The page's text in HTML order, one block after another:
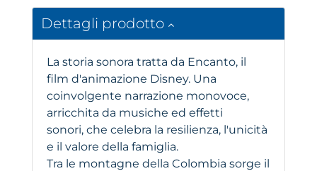
Dettagli prodotto
La storia sonora tratta da Encanto, il
film d'animazione Disney. Una
coinvolgente narrazione monovoce,
arricchita da musiche ed effetti
sonori, che celebra la resilienza, l'unicità
e il valore della famiglia.
Tra le montagne della Colombia sorge il